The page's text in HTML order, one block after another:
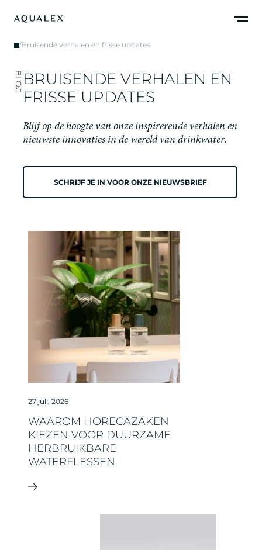
/Bruisende verhalen en frisse updates
BLOGBRUISENDE VERHALEN EN
FRISSE UPDATES
Blijf op de hoogte van onze inspirerende verhalen en
nieuwste innovaties in de wereld van drinkwater.
SCHRIJF JE IN VOOR ONZE NIEUWSBRIEF
27 juli, 2026
WAAROM HORECAZAKEN
KIEZEN VOOR DUURZAME
HERBRUIKBARE
WATERFLESSEN